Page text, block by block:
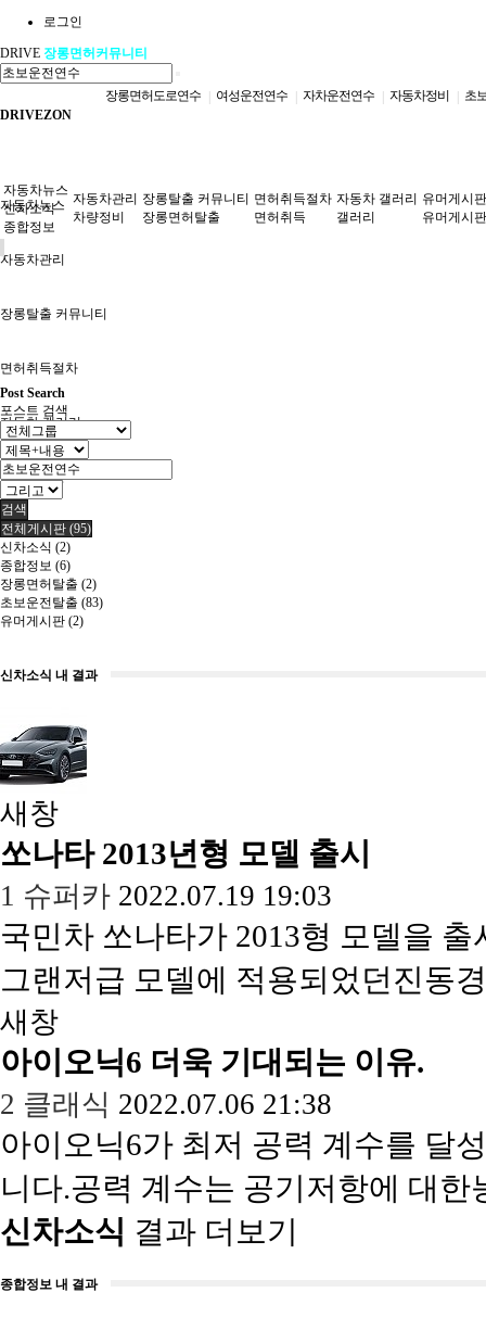
로그인
DRIVE 장롱면허커뮤니티
장롱면허도로연수 여성운전연수 자차운전연수 자동차정비
초
DRIVEZON
자동차뉴스
자동차관리
장롱탈출 커뮤니티
면허취득절차
자동차 갤러리
유머게시판
자동차뉴스
신차소식
종합정보
자동차관리
차량정비
장롱탈출 커뮤니티
장롱면허탈출
면허취득절차
면허취득
자동차 갤러리
갤러리
유머게시판
유머게시판
Post Search
포스트 검색
검색
전체게시판 (95)
신차소식 (2)
종합정보 (6)
장롱면허탈출 (2)
초보운전탈출 (83)
유머게시판 (2)
신차소식 내 결과
새창
쏘나타 2013년형 모델 출시
1 슈퍼카 2022.07.19 19:03
국민차 쏘나타가 2013형 모델을
그랜저급 모델에 적용되었던진동
새창
아이오닉6 더욱 기대되는 이유.
2 클래식 2022.07.06 21:38
아이오닉6가 최저 공력 계수를 달
니다.공력 계수는 공기저항에 대
신차소식 결과 더보기
종합정보 내 결과